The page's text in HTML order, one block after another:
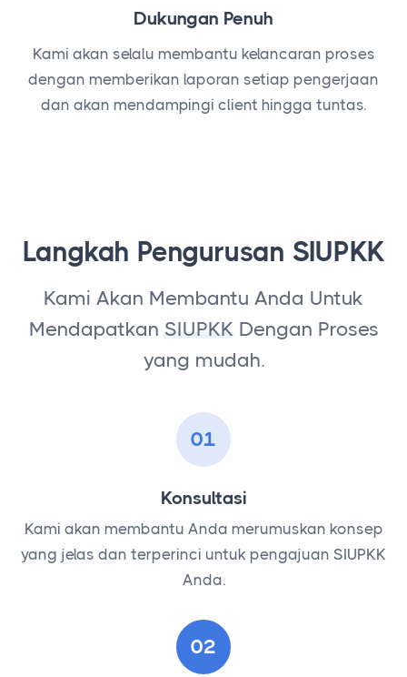
Dukungan Penuh
Kami akan selalu membantu kelancaran proses
dengan memberikan laporan setiap pengerjaan
dan akan mendampingi client hingga tuntas.
Langkah Pengurusan SIUPKK
Kami Akan Membantu Anda Untuk
Mendapatkan SIUPKKDengan Proses
yang mudah.
01
Konsultasi
Kami akan membantu Anda merumuskan konsep
yang jelas dan terperinci untuk pengajuan SIUPKK
Anda.
02